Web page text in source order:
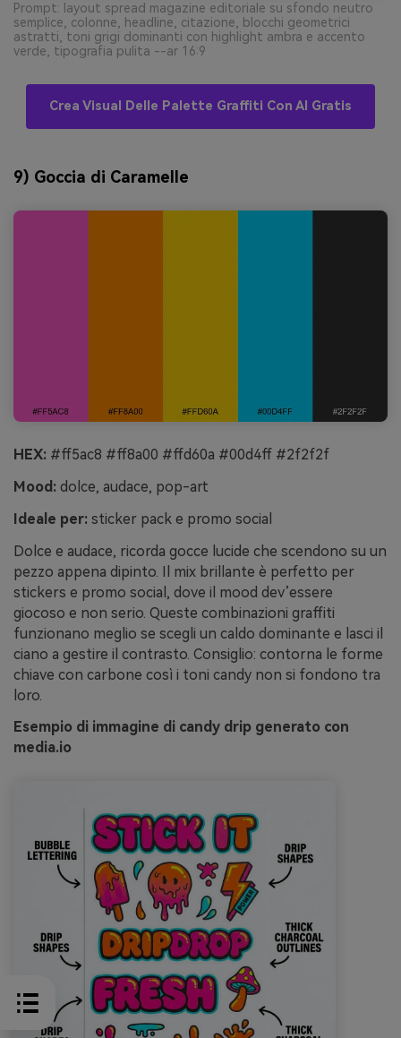
Prompt: layout spread magazine editoriale su sfondo neutro
semplice, colonne, headline, citazione, blocchi geometrici
astratti, toni grigi dominanti con highlight ambra e accento
verde, tipografia pulita --ar 16:9
Crea Visual Delle Palette Graffiti Con AI Gratis
9) Goccia di Caramelle
HEX: #ff5ac8 #ff8a00 #ffd60a #00d4ff #2f2f2f
Mood: dolce, audace, pop-art
Ideale per: sticker pack e promo social
Dolce e audace, ricorda gocce lucide che scendono su un
pezzo appena dipinto. Il mix brillante è perfetto per
stickers e promo social, dove il mood dev’essere
giocoso e non serio. Queste combinazioni graffiti
funzionano meglio se scegli un caldo dominante e lasci il
ciano a gestire il contrasto. Consiglio: contorna le forme
chiave con carbone così i toni candy non si fondono tra
loro.
Esempio di immagine di candy drip generato con
media.io